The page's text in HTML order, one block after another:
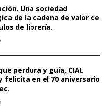
Una sociedad
de la cadena de valor de
de librería.
perdura y guía, CIAL
felicita en el 70 aniversario